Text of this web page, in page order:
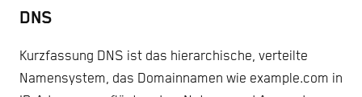
DNS
Kurzfassung DNS ist das hierarchische, verteilte
Namensystem, das Domainnamen wie example.com in